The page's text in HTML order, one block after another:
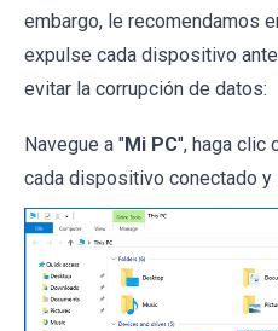
embargo, le recomendamos
expulse cada dispositivo
evitar la corrupción de datos:
Navegue a "Mi PC", haga clic
cada dispositivo conectado y